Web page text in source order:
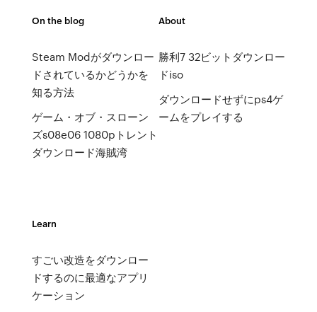
On the blog
Steam Modがダウンロー
ドされているかどうかを
知る方法
ゲーム・オブ・スローン
ズs08e06 1080pトレント
ダウンロード海賊湾
About
勝利7 32ビットダウンロー
ドiso
ダウンロードせずにps4ゲ
ームをプレイする
Learn
すごい改造をダウンロー
ドするのに最適なアプリ
ケーション